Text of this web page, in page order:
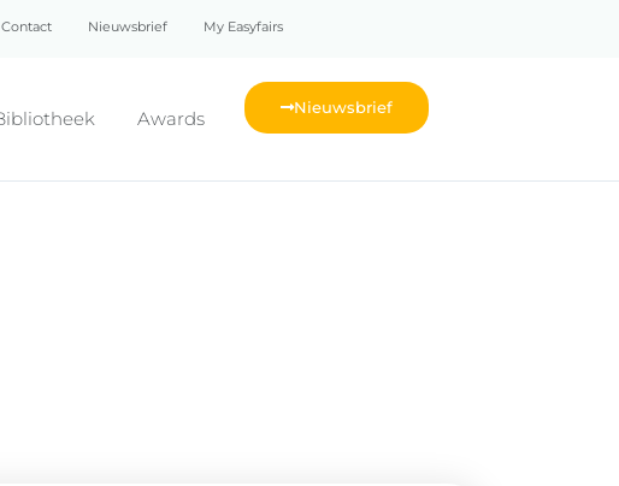
Contact Nieuwsbrief My Easyfairs
Awards
Nieuwsbrief